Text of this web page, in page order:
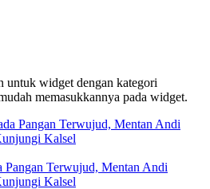
untuk widget dengan kategori
memasukkannya pada widget.
Pangan Terwujud, Mentan Andi
Kalsel